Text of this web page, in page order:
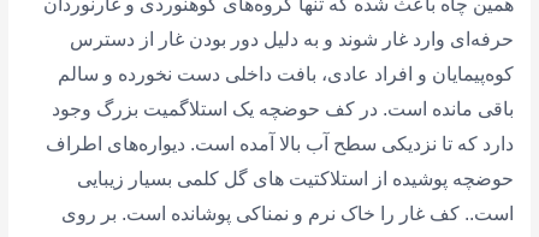
همین چاه باعث شده که تنها گروه‌های کوهنوردی و غارنوردان
حرفه‌ای وارد غار شوند و به دلیل دور بودن غار از دسترس
کوه‌پیمایان و افراد عادی، بافت داخلی دست نخورده و سالم
باقی مانده است. در کف حوضچه یک استلاگمیت بزرگ وجود
دارد که تا نزدیکی سطح آب بالا آمده است. دیواره‌های اطراف
حوضچه پوشیده از استلاکتیت های گل کلمی بسیار زیبایی
است.. کف غار را خاک نرم و نمناکی پوشانده است. بر روی